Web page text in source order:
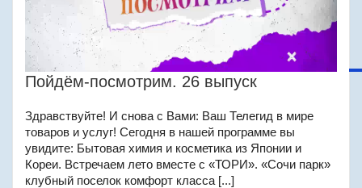
Пойдём-посмотрим. 26 выпуск
Здравствуйте! И снова с Вами: Ваш Телегид в мире
товаров и услуг! Сегодня в нашей программе вы
увидите: Бытовая химия и косметика из Японии и
Кореи. Встречаем лето вместе с «ТОРИ». «Сочи парк»
клубный поселок комфорт класса [...]